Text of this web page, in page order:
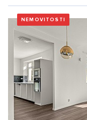
NEMOVITOSTI